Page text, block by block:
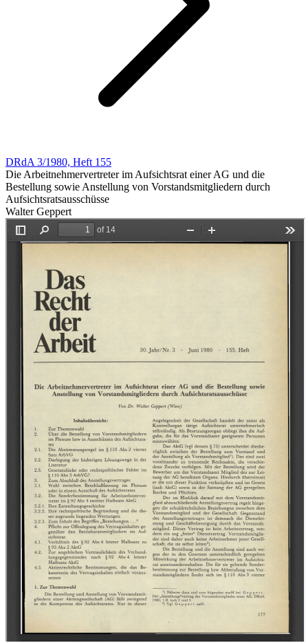
DRdA 3/1980, Heft 155
Die Arbeitnehmervertreter im Aufsichtsrat einer AG und die
Bestellung sowie Anstellung von Vorstandsmitgliedern durch
Aufsichtsratsausschüsse
Walter Geppert